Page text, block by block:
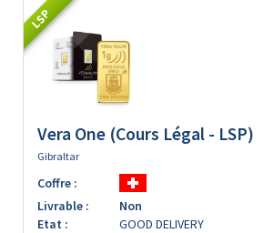
LSP
Vera One (Cours Légal - LSP)
Gibraltar
Coffre :
Livrable :
Non
Etat :
GOOD DELIVERY